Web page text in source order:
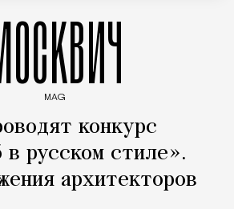
MAG
конкурс
в русском стиле».
архитекторов